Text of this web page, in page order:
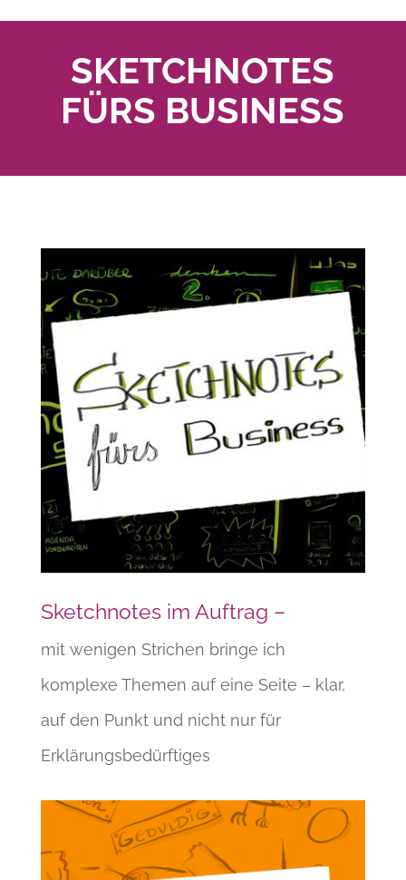
SKETCHNOTES
FÜRS BUSINESS
Sketchnotes im Auftrag –
mit wenigen Strichen bringe ich
komplexe Themen auf eine Seite – klar,
auf den Punkt und nicht nur für
Erklärungsbedürftiges